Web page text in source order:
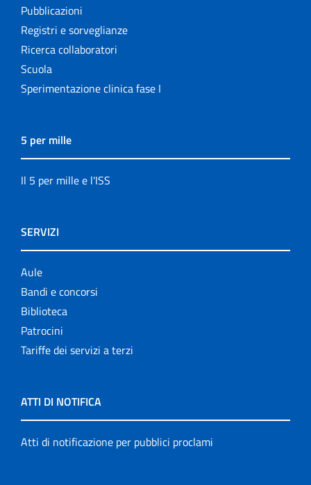
Pubblicazioni
Registri e sorveglianze
Ricerca collaboratori
Scuola
Sperimentazione clinica fase I
5 per mille
Il 5 per mille e l'ISS
SERVIZI
Aule
Bandi e concorsi
Biblioteca
Patrocini
Tariffe dei servizi a terzi
ATTI DI NOTIFICA
Atti di notificazione per pubblici proclami